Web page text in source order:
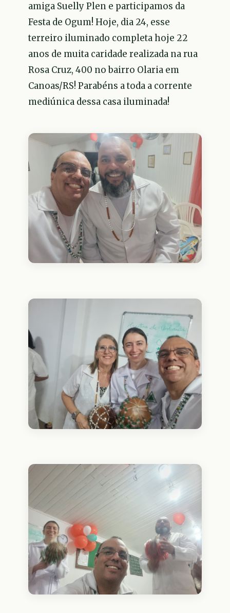
amiga Suelly Plen e participamos da
Festa de Ogum! Hoje, dia 24, esse
terreiro iluminado completa hoje 22
anos de muita caridade realizada na rua
Rosa Cruz, 400 no bairro Olaria em
Canoas/RS! Parabéns a toda a corrente
mediúnica dessa casa iluminada!